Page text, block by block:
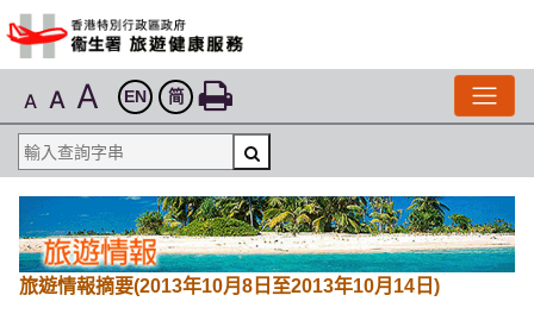
A A A EN 简
旅遊情報摘要(2013年10月8日至2013年10月14日)